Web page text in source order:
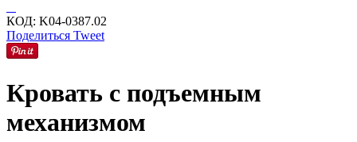
КОД: K04-0387.02
Поделиться Tweet
Кровать с подъемным
механизмом